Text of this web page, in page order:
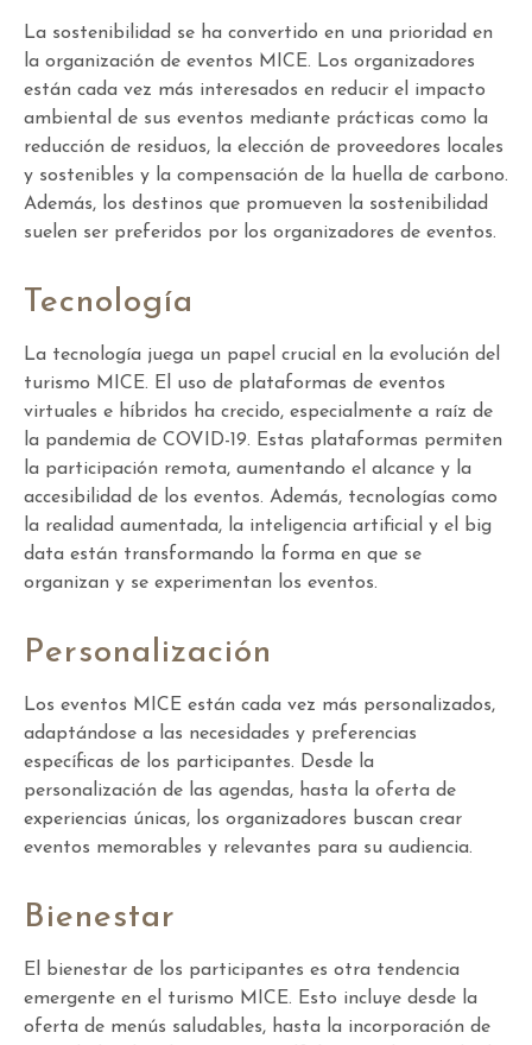
La sostenibilidad se ha convertido en una prioridad en
la organización de eventos MICE. Los organizadores
están cada vez más interesados en reducir el impacto
ambiental de sus eventos mediante prácticas como la
reducción de residuos, la elección de proveedores locales
y sostenibles y la compensación de la huella de carbono.
Además, los destinos que promueven la sostenibilidad
suelen ser preferidos por los organizadores de eventos.
Tecnología
La tecnología juega un papel crucial en la evolución del
turismo MICE. El uso de plataformas de eventos
virtuales e híbridos ha crecido, especialmente a raíz de
la pandemia de COVID-19. Estas plataformas permiten
la participación remota, aumentando el alcance y la
accesibilidad de los eventos. Además, tecnologías como
la realidad aumentada, la inteligencia artificial y el big
data están transformando la forma en que se
organizan y se experimentan los eventos.
Personalización
Los eventos MICE están cada vez más personalizados,
adaptándose a las necesidades y preferencias
específicas de los participantes. Desde la
personalización de las agendas, hasta la oferta de
experiencias únicas, los organizadores buscan crear
eventos memorables y relevantes para su audiencia.
Bienestar
El bienestar de los participantes es otra tendencia
emergente en el turismo MICE. Esto incluye desde la
oferta de menús saludables, hasta la incorporación de